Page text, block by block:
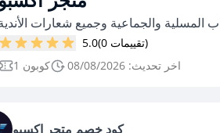
المسلية والجماعية وجميع شعارات
5.0
(0 تقييمات)
1 كوبون
اخر تحديث: 08/08/2026
كود خصم متجر اكسبو